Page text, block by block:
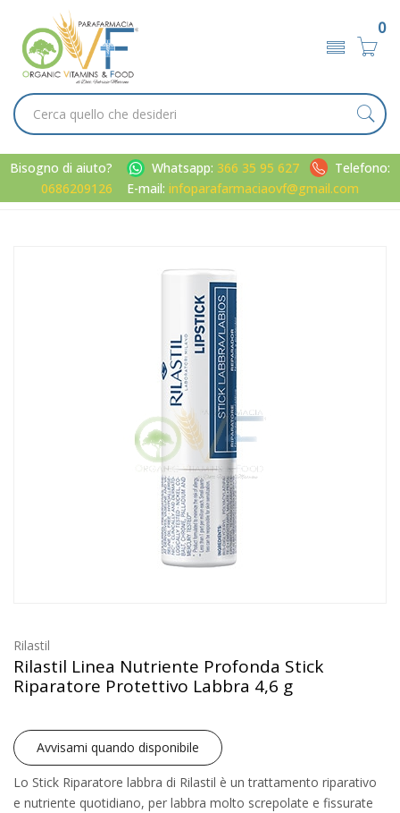
0
Bisogno di aiuto? Whatsapp: 366 35 95 627
Telefono:
0686209126
E-mail: infoparafarmaciaovf@gmail.com
Labbra 4,6 g
Rilastil
Rilastil Linea Nutriente Profonda Stick
Riparatore Protettivo Labbra 4,6 g
Avvisami quando disponibile
Lo Stick Riparatore labbra di Rilastil è un trattamento riparativo
e nutriente quotidiano, per labbra molto screpolate e fissurate